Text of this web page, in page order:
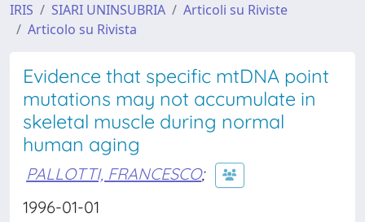
IRIS SIARI UNINSUBRIA
Articoli su Riviste
Articolo su Rivista
Evidence that specific mtDNA point
mutations may not accumulate in
skeletal muscle during normal
human aging
PALLOTTI, FRANCESCO;
1996-01-01